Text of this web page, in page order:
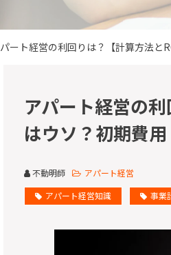
ート経営の利回りは？【計算方法と
アパート経営の
はウソ？初期費
不動明師
アパート経営
アパート経営知識
事業